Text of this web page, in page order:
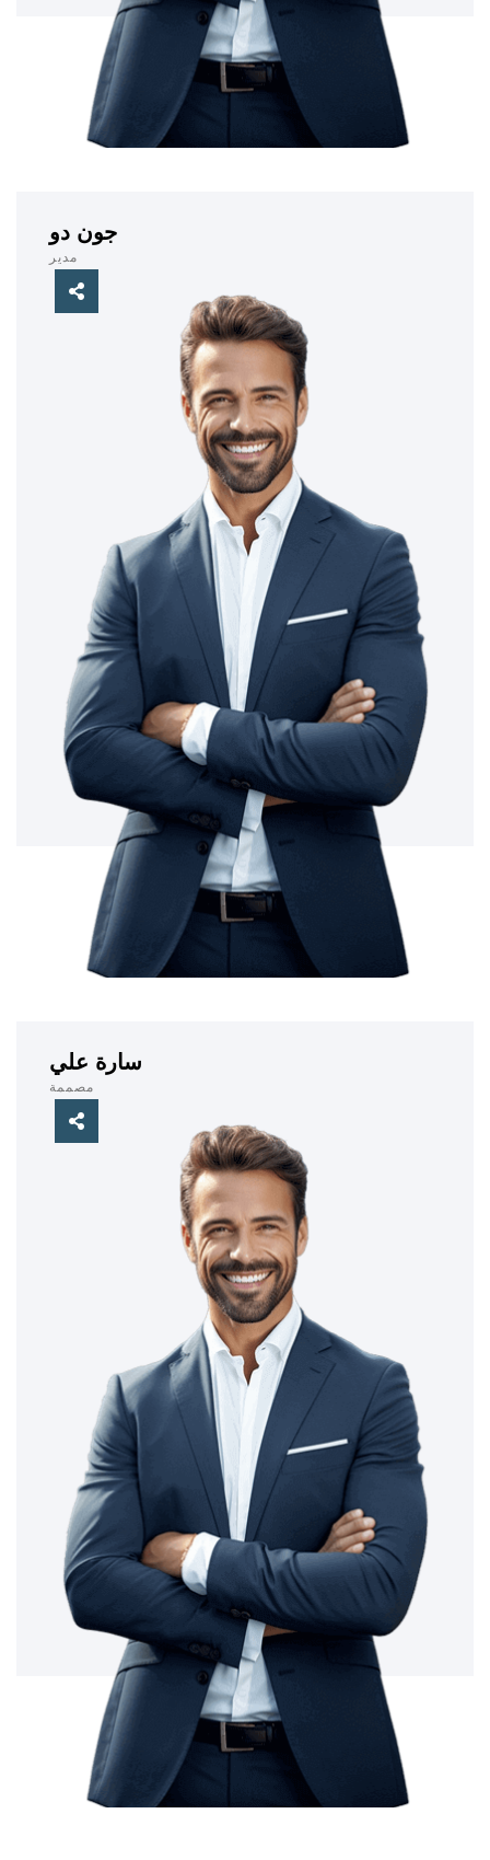
جون دو
مدير
سارة علي
مصممة